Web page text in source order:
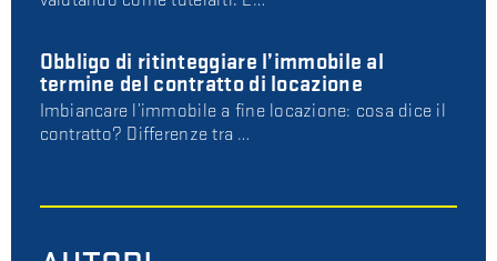
Obbligo di ritinteggiare l’immobile al
termine del contratto di locazione
Imbiancare l’immobile a fine locazione: cosa dice il
contratto? Differenze tra …